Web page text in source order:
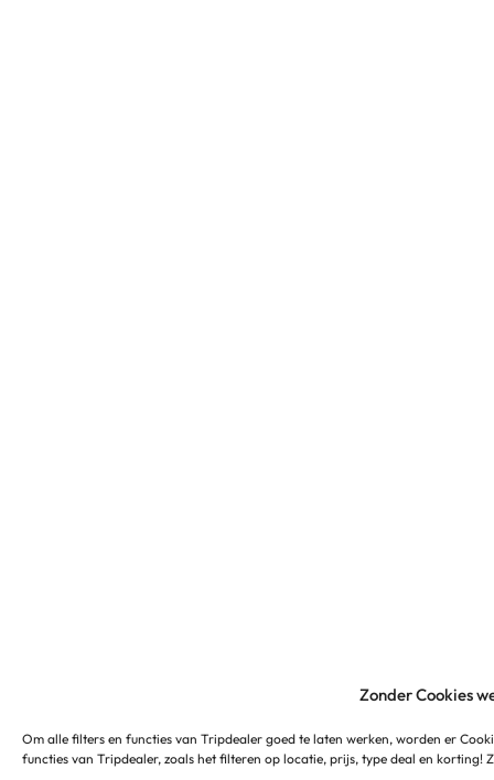
Zonder Cookies
Om alle filters en functies van Tripdealer goed te laten werken, worden er
functies van Tripdealer, zoals het filteren op locatie, prijs, type deal en